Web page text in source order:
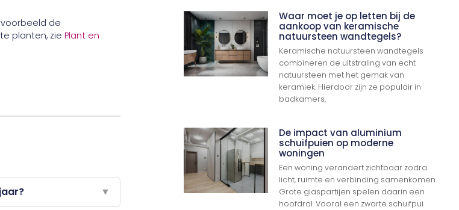
de
planten, ziePlant en
▼
Waar moet je op letten bij de
aankoop van keramische
natuursteen wandtegels?
Keramische natuursteen wandtegels
combineren de uitstraling van echt
natuursteen met het gemak van
keramiek. Hierdoor zijn ze populair in
badkamers,
De impact van aluminium
schuifpuien op moderne
woningen
Een woning verandert zichtbaar zodra
licht, ruimte en verbinding samenkomen.
Grote glaspartijen spelen daarin een
hoofdrol. Vooral een zwarte schuifpui